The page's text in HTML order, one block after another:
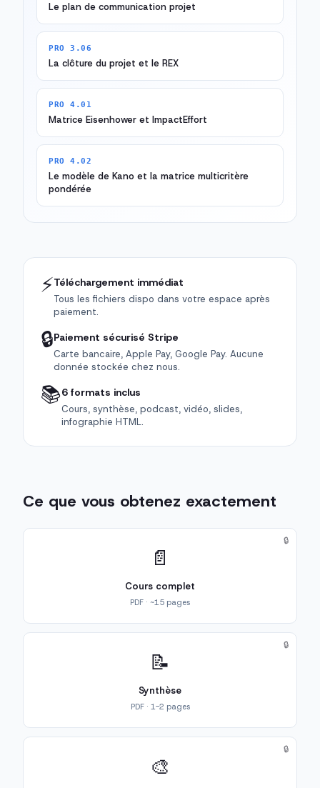
Le plan de communication projet
PRO 3.06
La clôture du projet et le REX
PRO 4.01
Matrice Eisenhower et ImpactEffort
PRO 4.02
Le modèle de Kano et la matrice multicritère
pondérée
⚡Téléchargement immédiat
Tous les fichiers dispo dans votre espace après
paiement.
🔒Paiement sécurisé Stripe
Carte bancaire, Apple Pay, Google Pay. Aucune
donnée stockée chez nous.
📚6 formats inclus
Cours, synthèse, podcast, vidéo, slides,
infographie HTML.
Ce que vous obtenez exactement
📄
Cours complet
PDF · ~15 pages
🔒
📝
Synthèse
PDF · 1-2 pages
🔒
🎨
🔒